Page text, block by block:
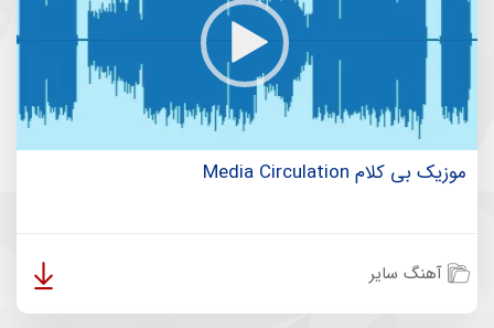
موزیک بی کلام Media Circulation
آهنگ سایر